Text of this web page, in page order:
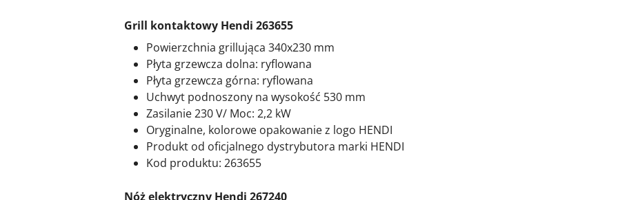
Grill kontaktowy Hendi 263655
Powierzchnia grillująca 340x230 mm
Płyta grzewcza dolna: ryflowana
Płyta grzewcza górna: ryflowana
Uchwyt podnoszony na wysokość 530 mm
Zasilanie 230 V/ Moc: 2,2 kW
Oryginalne, kolorowe opakowanie z logo HENDI
Produkt od oficjalnego dystrybutora marki HENDI
Kod produktu: 263655
Nóż elektryczny Hendi 267240